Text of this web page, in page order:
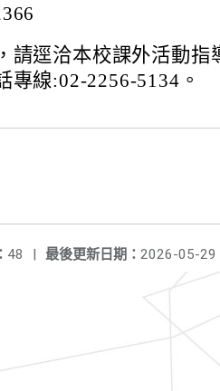
請逕洽本校課外活動指
專線:02-2256-5134。
最後更新日期： 2026-05-29
48 |